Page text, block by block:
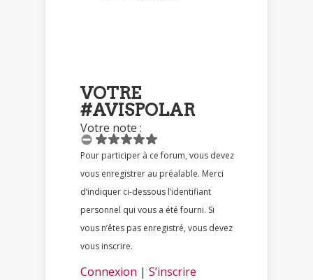
VOTRE
#AVISPOLAR
Votre note :
Pour participer à ce forum, vous devez
vous enregistrer au préalable. Merci
d’indiquer ci-dessous l’identifiant
personnel qui vous a été fourni. Si
vous n’êtes pas enregistré, vous devez
vous inscrire.
Connexion | S’inscrire